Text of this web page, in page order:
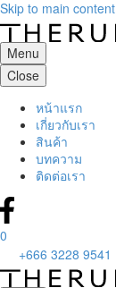
Skip to main content
Menu
Close
หน้าแรก
เกี่ยวกับเรา
สินค้า
บทความ
ติดต่อเรา
0
+666 3228 9541